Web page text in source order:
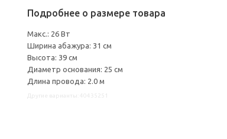
Подробнее о размере товара
Макс.: 26 Вт
Ширина абажура: 31 см
Высота: 39 см
Диаметр основания: 25 см
Длина провода: 2.0 м